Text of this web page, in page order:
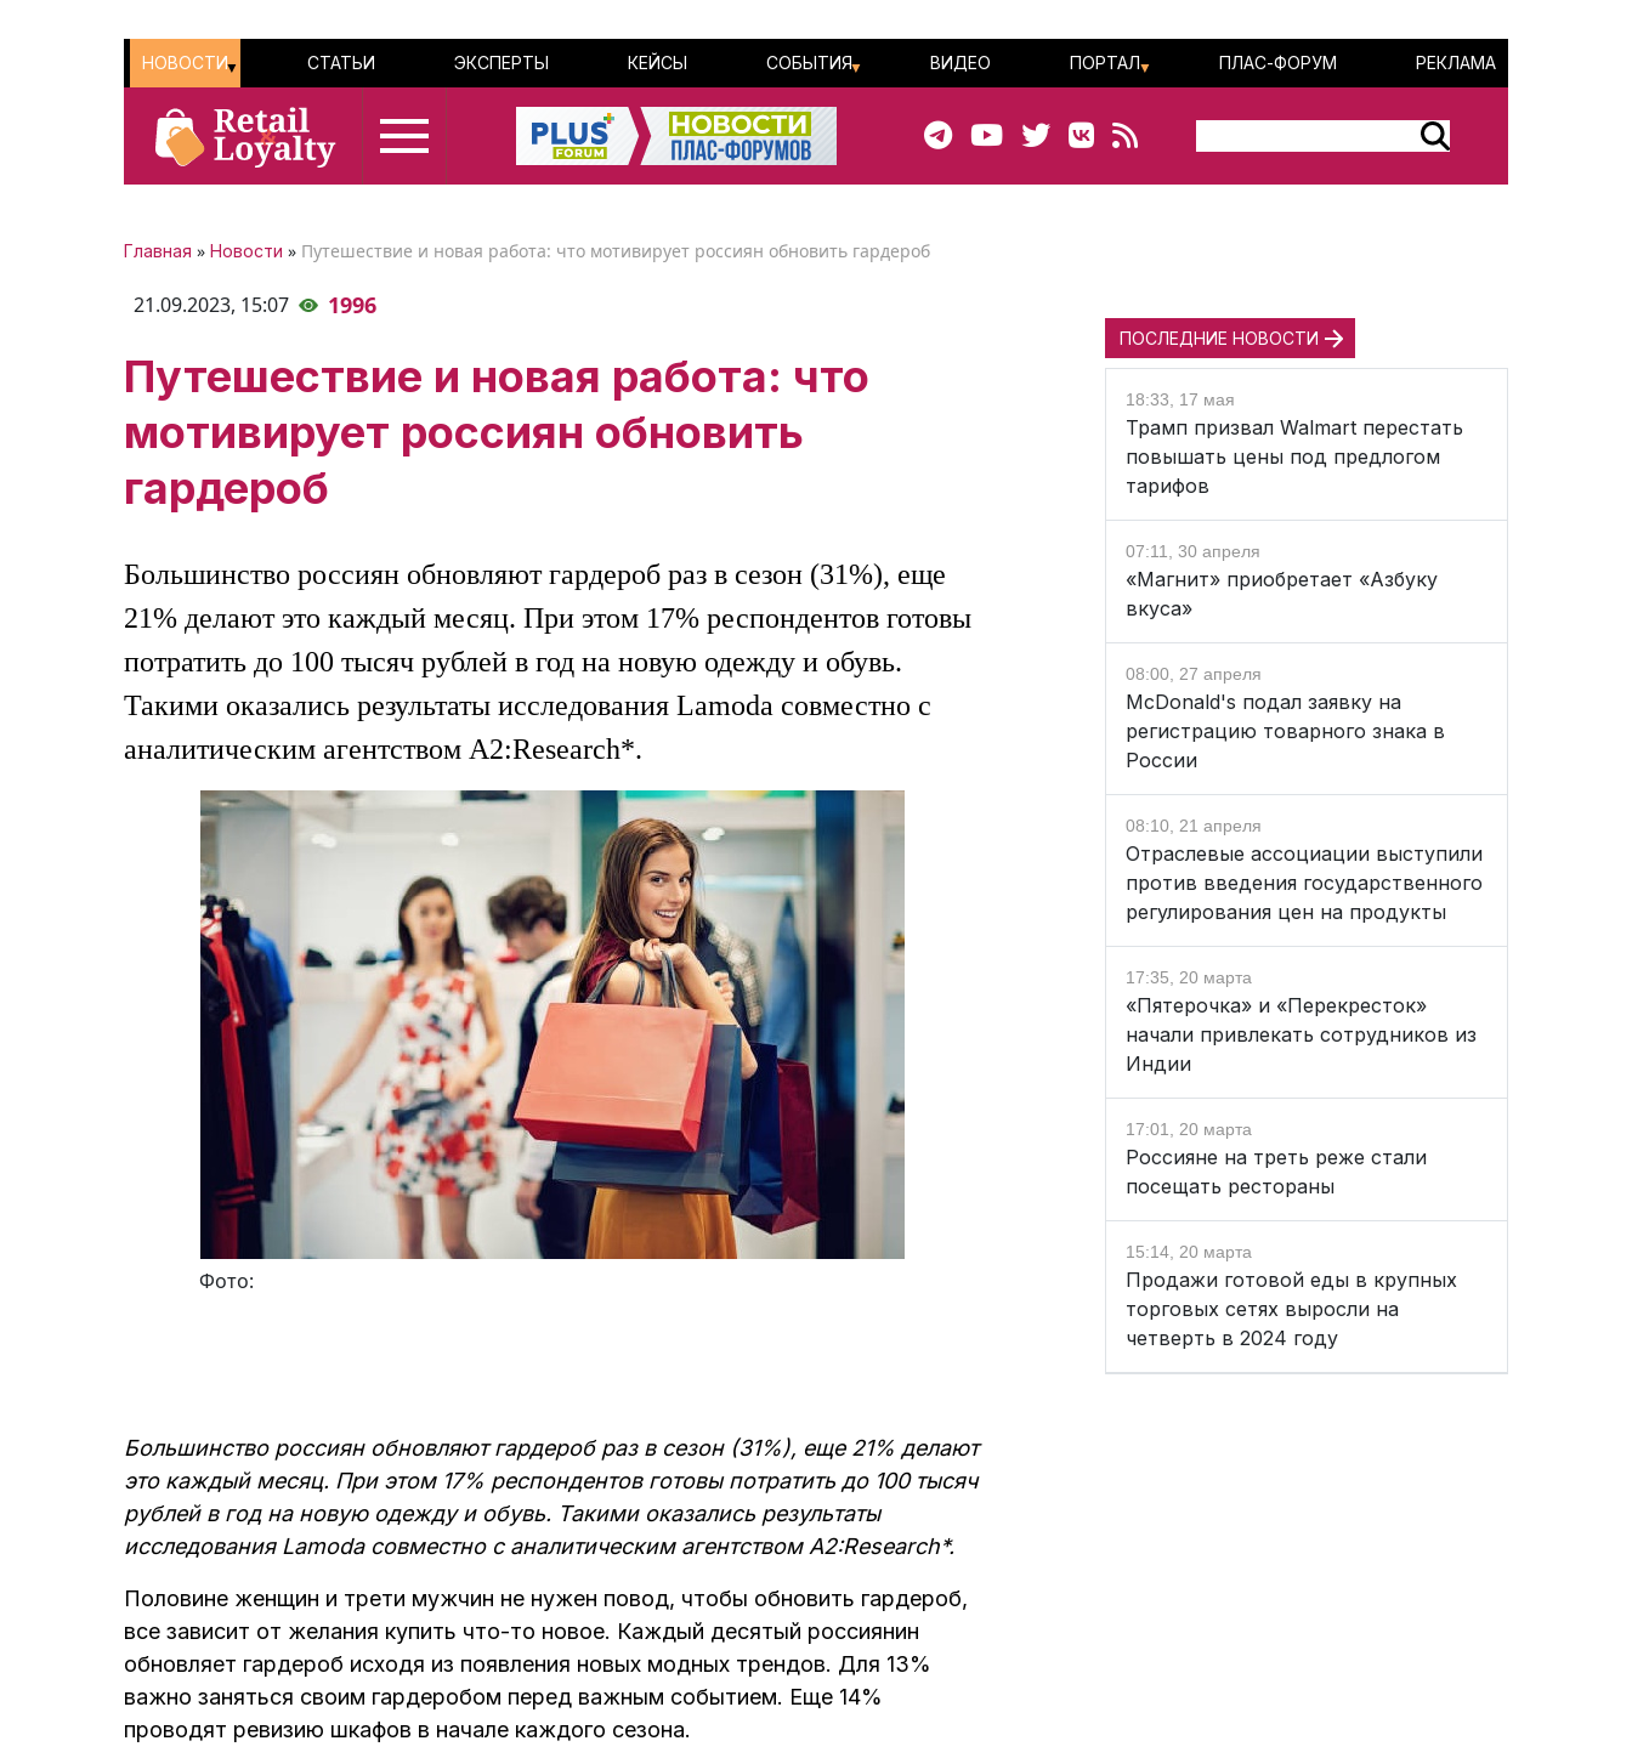
НОВОСТИ СТАТЬИ ЭКСПЕРТЫ КЕЙСЫ СОБЫТИЯ ВИДЕО ПОРТАЛ ПЛАС-ФОРУМ РЕКЛАМА
Главная » Новости » Путешествие и новая работа: что мотивирует россиян обновить гардероб
21.09.2023, 15:07 1996
Путешествие и новая работа: что
мотивирует россиян обновить
гардероб
Большинство россиян обновляют гардероб раз в сезон (31%), еще
21% делают это каждый месяц. При этом 17% респондентов готовы
потратить до 100 тысяч рублей в год на новую одежду и обувь.
Такими оказались результаты исследования Lamoda совместно с
аналитическим агентством A2:Research*.
Фото:
Большинство россиян обновляют гардероб раз в сезон (31%), еще 21% делают
это каждый месяц. При этом 17% респондентов готовы потратить до 100 тысяч
рублей в год на новую одежду и обувь. Такими оказались результаты
исследования Lamoda совместно с аналитическим агентством A2:Research*.
Половине женщин и трети мужчин не нужен повод, чтобы обновить гардероб,
все зависит от желания купить что-то новое. Каждый десятый россиянин
обновляет гардероб исходя из появления новых модных трендов. Для 13%
важно заняться своим гардеробом перед важным событием. Еще 14%
проводят ревизию шкафов в начале каждого сезона.
ПОСЛЕДНИЕ НОВОСТИ
18:33, 17 мая
Трамп призвал Walmart перестать
повышать цены под предлогом
тарифов
07:11, 30 апреля
«Магнит» приобретает «Азбуку
вкуса»
08:00, 27 апреля
McDonald's подал заявку на
регистрацию товарного знака в
России
08:10, 21 апреля
Отраслевые ассоциации выступили
против введения государственного
регулирования цен на продукты
17:35, 20 марта
«Пятерочка» и «Перекресток»
начали привлекать сотрудников из
Индии
17:01, 20 марта
Россияне на треть реже стали
посещать рестораны
15:14, 20 марта
Продажи готовой еды в крупных
торговых сетях выросли на
четверть в 2024 году